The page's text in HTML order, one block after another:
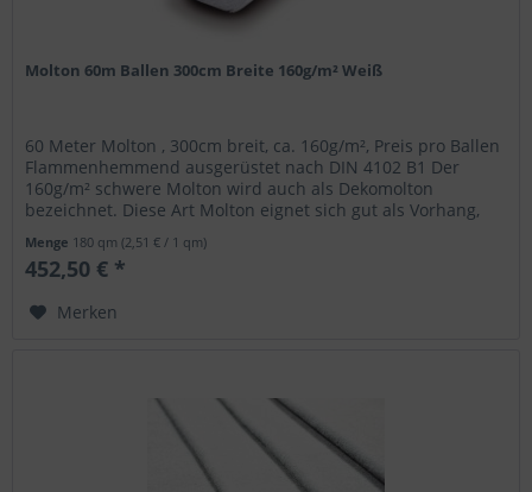
Molton 60m Ballen 300cm Breite 160g/m² Weiß
60 Meter Molton , 300cm breit, ca. 160g/m², Preis pro Ballen
Flammenhemmend ausgerüstet nach DIN 4102 B1 Der
160g/m² schwere Molton wird auch als Dekomolton
bezeichnet. Diese Art Molton eignet sich gut als Vorhang,
Menge 180 qm(2,51 € / 1 qm)
452,50 € *
Merken